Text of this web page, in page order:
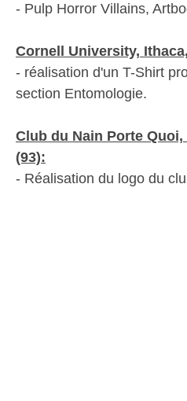
- Pulp Horror Villains,
Cornell University,
- réalisation d'un T-Shirt
section Entomologie.
Club du Nain Porte
(93):
- Réalisation du logo du